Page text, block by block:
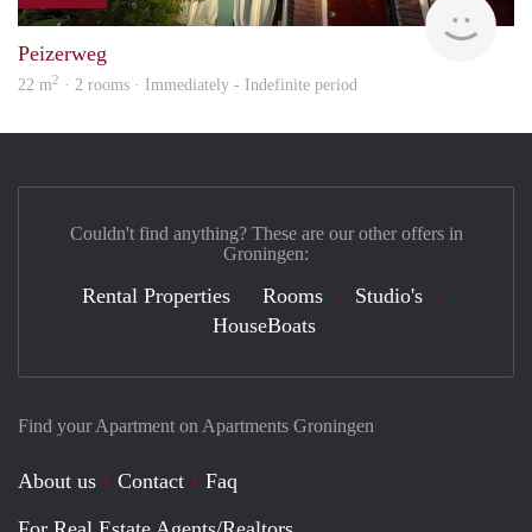
Peizerweg
22 m2 · 2 rooms · Immediately - Indefinite period
Find your Apartment on Apartments Groningen
About us Contact
Faq
Couldn't find anything? These are our other offers in
Groningen:
Rental Properties Rooms
Studio's
HouseBoats